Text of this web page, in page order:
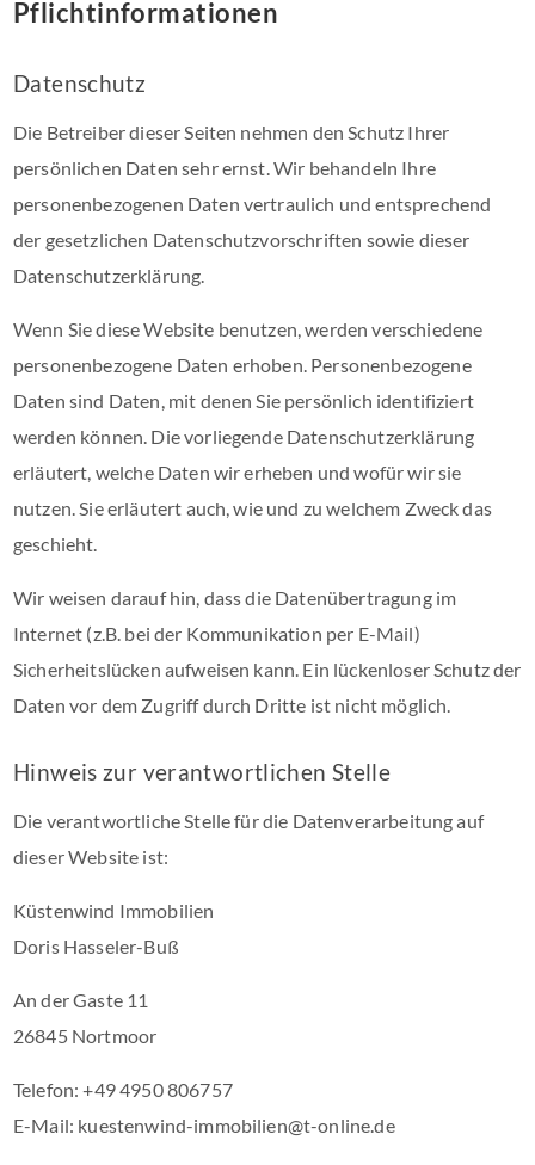
Pflichtinformationen
Datenschutz
Die Betreiber dieser Seiten nehmen den Schutz Ihrer
persönlichen Daten sehr ernst. Wir behandeln Ihre
personenbezogenen Daten vertraulich und entsprechend
der gesetzlichen Datenschutzvorschriften sowie dieser
Datenschutzerklärung.
Wenn Sie diese Website benutzen, werden verschiedene
personenbezogene Daten erhoben. Personenbezogene
Daten sind Daten, mit denen Sie persönlich identifiziert
werden können. Die vorliegende Datenschutzerklärung
erläutert, welche Daten wir erheben und wofür wir sie
nutzen. Sie erläutert auch, wie und zu welchem Zweck das
geschieht.
Wir weisen darauf hin, dass die Datenübertragung im
Internet (z.B. bei der Kommunikation per E-Mail)
Sicherheitslücken aufweisen kann. Ein lückenloser Schutz der
Daten vor dem Zugriff durch Dritte ist nicht möglich.
Hinweis zur verantwortlichen Stelle
Die verantwortliche Stelle für die Datenverarbeitung auf
dieser Website ist:
Küstenwind Immobilien
Doris Hasseler-Buß
An der Gaste 11
26845 Nortmoor
Telefon: +49 4950 806757
E-Mail: kuestenwind-immobilien@t-online.de